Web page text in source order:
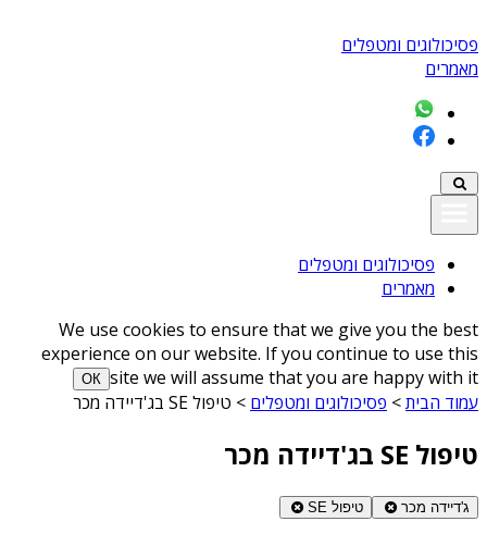
פסיכולוגים ומטפלים
מאמרים
פסיכולוגים ומטפלים
מאמרים
We use cookies to ensure that we give you the best
experience on our website. If you continue to use this
site we will assume that you are happy with it
ОК
עמוד הבית> פסיכולוגים ומטפלים > טיפול SE בג'דיידה מכר
טיפול SE בג'דיידה מכר
ג'דיידה מכר טיפול SE